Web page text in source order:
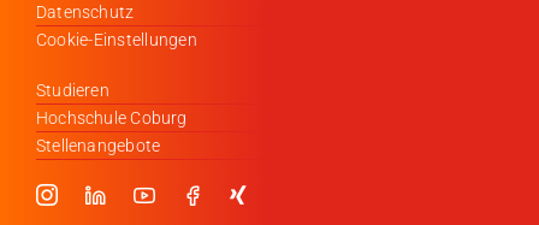
Datenschutz
Cookie-Einstellungen
Studieren
Hochschule Coburg
Stellenangebote